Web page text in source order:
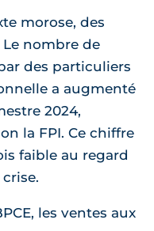
morose, des
nombre de
des particuliers
a augmenté
2024,
la FPI. Ce chiffre
faible au regard
les ventes aux